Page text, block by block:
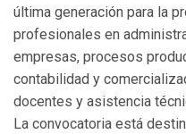
última generación para la
profesionales en
empresas, procesos
contabilidad y
docentes y asistencia
La convocatoria está